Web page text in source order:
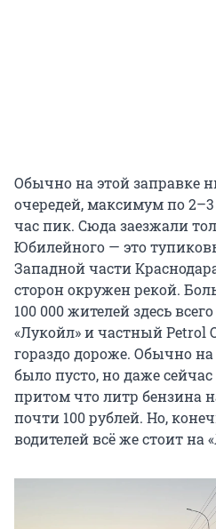
Обычно на этой заправке
очередей, максимум по
час пик. Сюда заезжали
Юбилейного — это
Западной части
сторон окружен рекой.
100 000 жителейздесь
«Лукойл» и частный Petrol
гораздо дороже. Обычно на
было пусто, но даже
притом что литр бензина
почти 100 рублей. Но,
водителей всё же стоит на